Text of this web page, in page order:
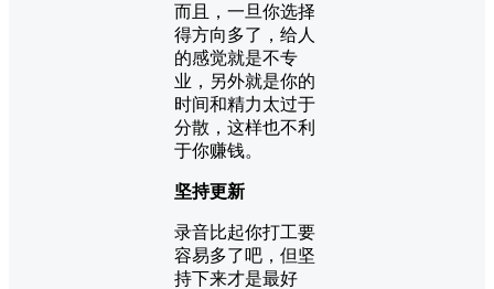
而且，一旦你选择
得方向多了，给人
的感觉就是不专
业，另外就是你的
时间和精力太过于
分散，这样也不利
于你赚钱。
坚持更新
录音比起你打工要
容易多了吧，但坚
持下来才是最好